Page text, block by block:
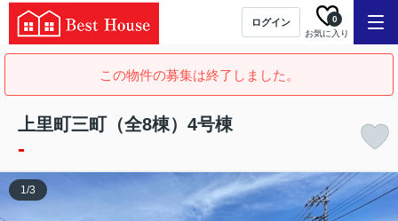
ログイン
お気に入り
0
この物件の募集は終了しました。
上里町三町（全8棟）4号棟
-
1/3